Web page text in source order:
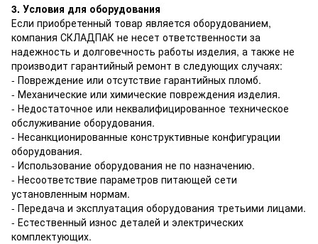
3. Условия для оборудования
Если приобретенный товар является оборудованием,
компания СКЛАДПАК не несет ответственности за
надежность и долговечность работы изделия, а также не
производит гарантийный ремонт в следующих случаях:
- Повреждение или отсутствие гарантийных пломб.
- Механические или химические повреждения изделия.
- Недостаточное или неквалифицированное техническое
обслуживание оборудования.
- Несанкционированные конструктивные конфигурации
оборудования.
- Использование оборудования не по назначению.
- Несоответствие параметров питающей сети
установленным нормам.
- Передача и эксплуатация оборудования третьими лицами.
- Естественный износ деталей и электрических
комплектующих.